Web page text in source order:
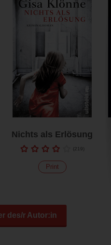
Nichts als Erlösung
(219 )
Print
des/r Autor:in